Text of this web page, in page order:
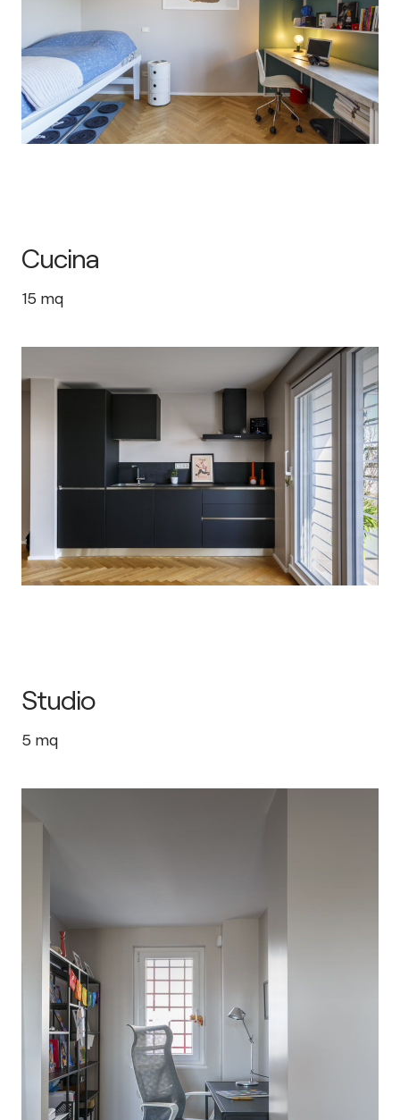
Cucina
15 mq
Studio
5 mq